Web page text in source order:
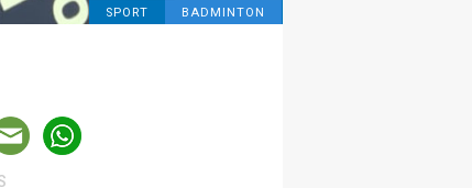
SPORT BADMINTON